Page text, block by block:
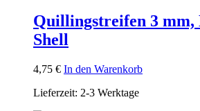
Quillingstreifen 3 mm,
Shell
4,75 € In den Warenkorb
Lieferzeit: 2-3 Werktage